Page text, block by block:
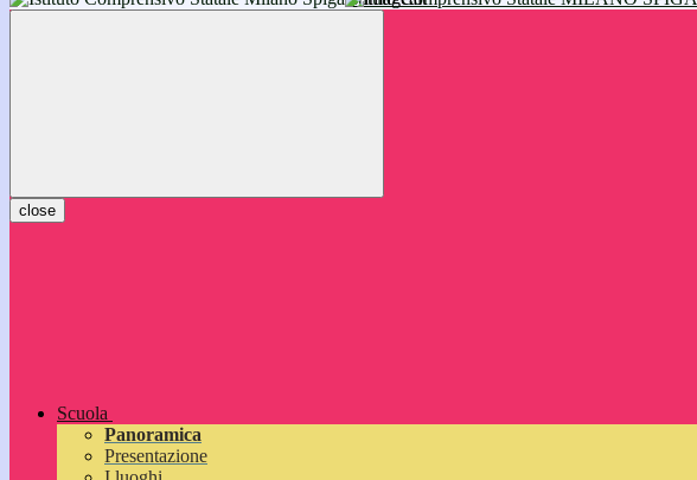
inizieranno il 14 settembre 2026: vi aspettiamo!
close
Scuola
Panoramica
Presentazione